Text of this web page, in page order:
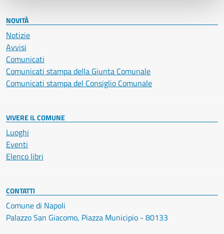
NOVITÀ
Notizie
Avvisi
Comunicati
Comunicati stampa della Giunta Comunale
Comunicati stampa del Consiglio Comunale
VIVERE IL COMUNE
Luoghi
Eventi
Elenco libri
CONTATTI
Comune di Napoli
Palazzo San Giacomo, Piazza Municipio - 80133